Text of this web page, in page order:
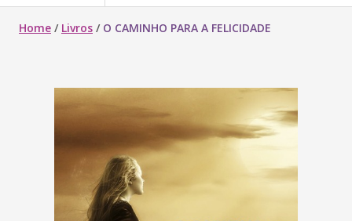
Home / Livros / O CAMINHO PARA A FELICIDADE